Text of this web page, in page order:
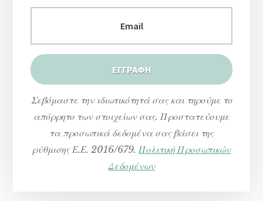
Σεβόμαστε την ιδιωτικότητά σας και τηρούμε το
απόρρητο των στοιχείων σας. Προστατεύουμε
τα προσωπικά δεδομένα σας βάσει της
ρύθμισης Ε.Ε. 2016/679. Πολιτική Προσωπικών
Δεδομένων